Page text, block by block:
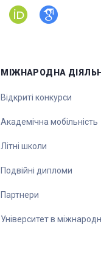
МІЖНАРОДНА
Відкриті конкурси
Академічна мобільність
Літні школи
Подвійні дипломи
Партнери
Університет в